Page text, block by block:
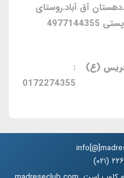
آق آباد.روستای
چکر عطا بهلکه.تلفن مدرسه کدپستی 4977144355
(ع)
:
0172274355